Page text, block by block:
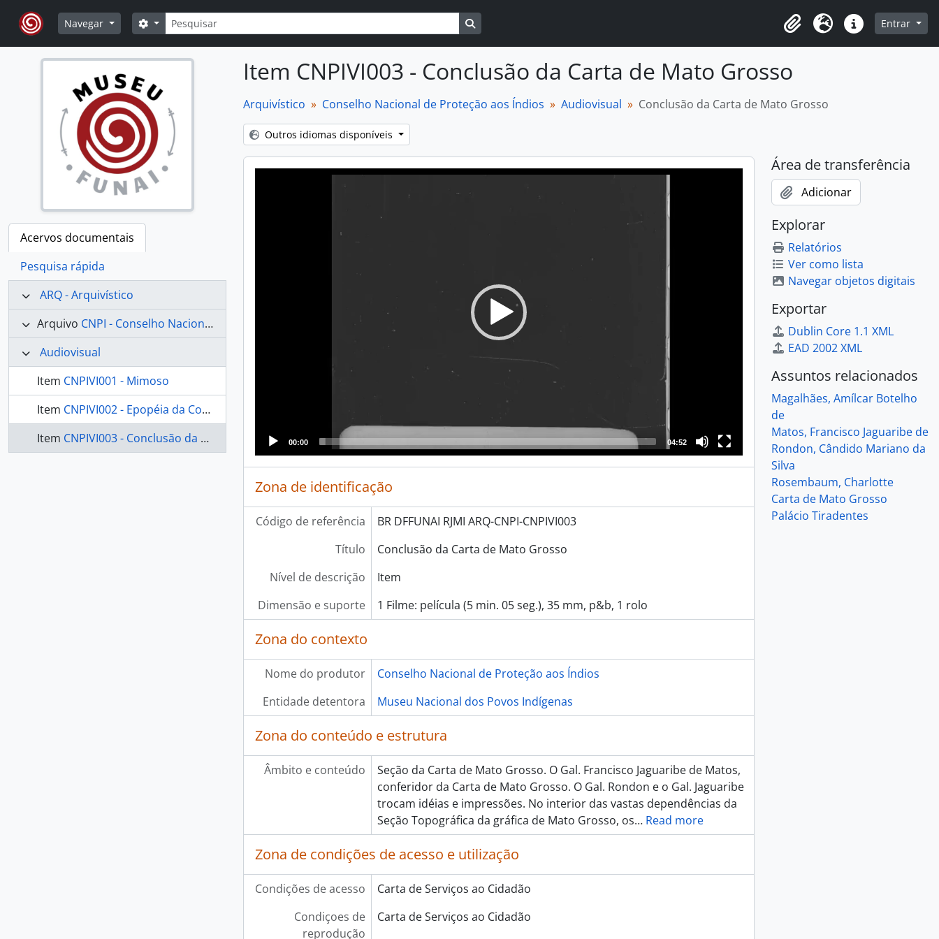
Skip to main content
Navegar
Pesquisar
Opções de busca
Área de transferência
Idioma Ligações rápidas
Entrar
Acervos documentais
Pesquisa rápida
ARQ - Arquivístico
Arquivo CNPI - Conselho Nacional de Proteção aos Índios
Audiovisual
Item CNPIVI001 - Mimoso
Item CNPIVI002 - Epopéia da Comissão Rondon
Item CNPIVI003 - Conclusão da Carta de Mato Grosso
Item CNPIVI003 - Conclusão da Carta de Mato Grosso
Arquivístico Conselho Nacional de Proteção aos Índios Audiovisual Conclusão da Carta de Mato Grosso
Outros idiomas disponíveis
Video
00:00 04:52
Zona de identificação
Código de referência
BR DFFUNAI RJMI ARQ-CNPI-CNPIVI003
Título
Conclusão da Carta de Mato Grosso
Nível de descrição
Item
Dimensão e suporte
1 Filme: película (5 min. 05 seg.), 35 mm, p&b, 1 rolo
Zona do contexto
Nome do produtor
Conselho Nacional de Proteção aos Índios
Entidade detentora
Museu Nacional dos Povos Indígenas
Zona do conteúdo e estrutura
Âmbito e conteúdo
Seção da Carta de Mato Grosso. O Gal. Francisco Jaguaribe de Matos,
conferidor da Carta de Mato Grosso. O Gal. Rondon e o Gal. Jaguaribe
trocam idéias e impressões. No interior das vastas dependências da
Seção Topográfica da gráfica de Mato Grosso, os… Read more
Zona de condições de acesso e utilização
Condições de acesso
Carta de Serviços ao Cidadão
Condiçoes de
reprodução
Carta de Serviços ao Cidadão
Área de transferência
Adicionar
Explorar
Relatórios
Ver como lista
Navegar objetos digitais
Exportar
Dublin Core 1.1 XML
EAD 2002 XML
Assuntos relacionados
Magalhães, Amílcar Botelho
de
Matos, Francisco Jaguaribe de
Rondon, Cândido Mariano da
Silva
Rosembaum, Charlotte
Carta de Mato Grosso
Palácio Tiradentes